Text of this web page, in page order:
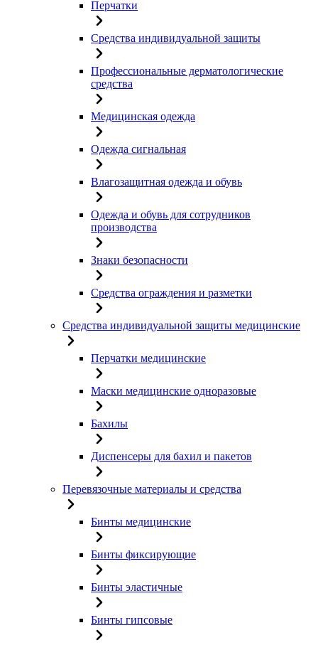
Перчатки
Средства индивидуальной защиты
Профессиональные дерматологические
средства
Медицинская одежда
Одежда сигнальная
Влагозащитная одежда и обувь
Одежда и обувь для сотрудников
производства
Знаки безопасности
Средства ограждения и разметки
Средства индивидуальной защиты медицинские
Перчатки медицинские
Маски медицинские одноразовые
Бахилы
Диспенсеры для бахил и пакетов
Перевязочные материалы и средства
Бинты медицинские
Бинты фиксирующие
Бинты эластичные
Бинты гипсовые